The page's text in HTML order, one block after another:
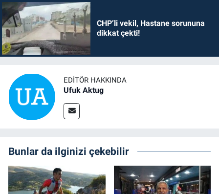
CHP’li vekil, Hastane sorununa
dikkat çekti!
EDITÖR HAKKINDA
Ufuk Aktug
Bunlar da ilginizi çekebilir